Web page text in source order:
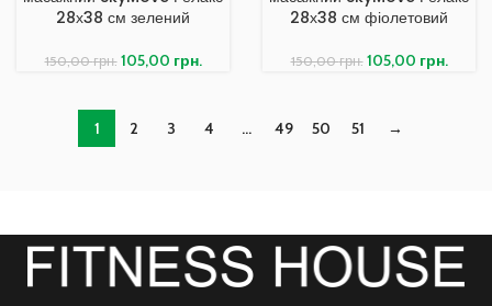
28х38 см зелений
150,00грн. 105,00 грн.
28х38 см фіолетовий
150,00грн. 105,00 грн.
1 2 3 4 … 49 50 51 →